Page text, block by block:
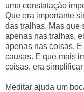
uma constatação
Que era importante
das tralhas. Mas que
apenas nas tralhas,
apenas nas coisas.
causas. E que mais
coisas, era
Meditar ajuda um